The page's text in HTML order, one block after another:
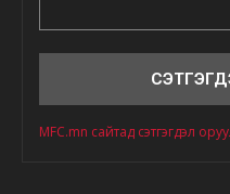
MFC.mn сайтад сэтгэгдэл